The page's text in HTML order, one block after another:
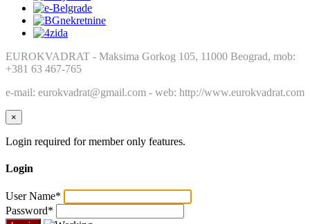
EUROKVADRAT - Maksima Gorkog 105, 11000 Beograd, mob:
+381 63 467-765
e-mail: eurokvadrat@gmail.com - web: http://www.eurokvadrat.com
×
Login required for member only features.
Login
User Name*
Password*